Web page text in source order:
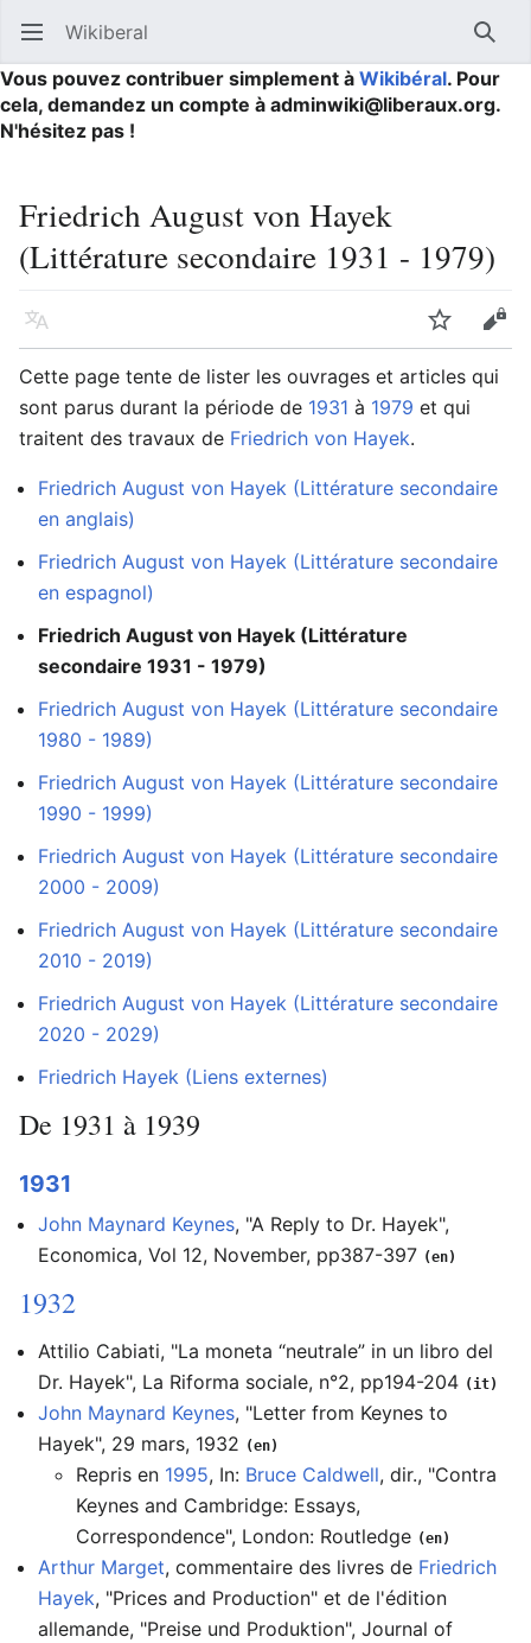
Ouvrir le menu principal Wikiberal
Vous pouvez contribuer simplement à Wikibéral. Pour
cela, demandez un compte à adminwiki@liberaux.org.
N'hésitez pas !
Friedrich August von Hayek
(Littérature secondaire 1931 - 1979)
Langue Suivre
Cette page tente de lister les ouvrages et articles qui
sont parus durant la période de 1931 à 1979 et qui
traitent des travaux de Friedrich von Hayek.
Friedrich August von Hayek (Littérature secondaire
en anglais)
Friedrich August von Hayek (Littérature secondaire
en espagnol)
Friedrich August von Hayek (Littérature
secondaire 1931 - 1979)
Friedrich August von Hayek (Littérature secondaire
1980 - 1989)
Friedrich August von Hayek (Littérature secondaire
1990 - 1999)
Friedrich August von Hayek (Littérature secondaire
2000 - 2009)
Friedrich August von Hayek (Littérature secondaire
2010 - 2019)
Friedrich August von Hayek (Littérature secondaire
2020 - 2029)
Friedrich Hayek (Liens externes)
De 1931 à 1939
1931
John Maynard Keynes, "A Reply to Dr. Hayek",
Economica, Vol 12, November, pp387-397 (en)
1932
Attilio Cabiati, "La moneta “neutrale” in un libro del
Dr. Hayek", La Riforma sociale, n°2, pp194-204 (it)
John Maynard Keynes, "Letter from Keynes to
Hayek", 29 mars, 1932 (en)
Repris en 1995, In: Bruce Caldwell, dir., "Contra
Keynes and Cambridge: Essays,
Correspondence", London: Routledge (en)
Arthur Marget, commentaire des livres de Friedrich
Hayek, "Prices and Production" et de l'édition
allemande, "Preise und Produktion", Journal of